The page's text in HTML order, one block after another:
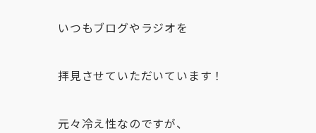
いつもブログやラジオを
拝見させていただいています！
元々冷え性なのですが、